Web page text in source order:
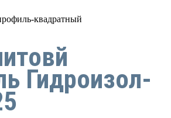
Гидроизол-